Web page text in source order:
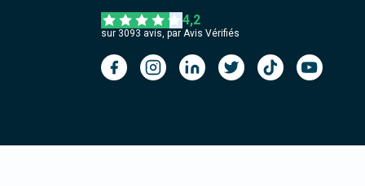
4,2
sur 3093 avis, par Avis Vérifiés